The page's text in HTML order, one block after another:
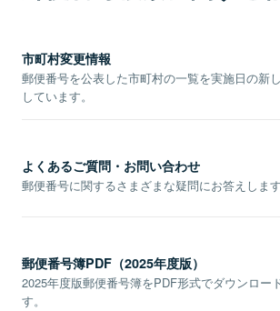
市町村変更情報
郵便番号を公表した市町村の一覧を実施日の新
しています。
よくあるご質問・お問い合わせ
郵便番号に関するさまざまな疑問にお答えします
郵便番号簿PDF（2025年度版）
2025年度版郵便番号簿をPDF形式でダウンロー
す。